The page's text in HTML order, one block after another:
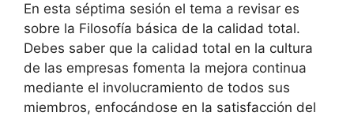
En esta séptima sesión el tema a revisar es
sobre la Filosofía básica de la calidad total.
Debes saber que la calidad total en la cultura
de las empresas fomenta la mejora continua
mediante el involucramiento de todos sus
miembros, enfocándose en la satisfacción del